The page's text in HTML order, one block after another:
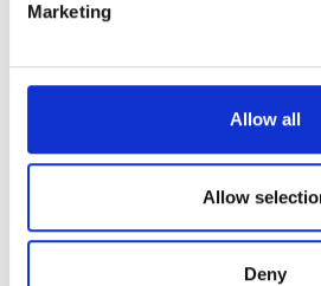
website visitors to better
You can change your preference
Marketing
Allow all
Allow
Deny